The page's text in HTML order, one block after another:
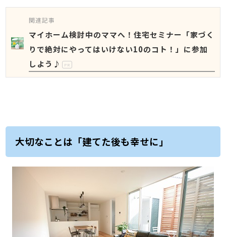
関連記事
マイホーム検討中のママへ！住宅セミナー「家づく
りで絶対にやってはいけない10のコト！」に参加
しよう♪
PR
大切なことは「建てた後も幸せに」